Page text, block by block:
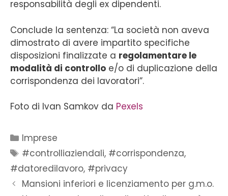
responsabilità degli ex dipendenti.
Conclude la sentenza: “La società non aveva
dimostrato di avere impartito specifiche
disposizioni finalizzate a regolamentare le
modalità di controllo e/o di duplicazione della
corrispondenza dei lavoratori”.
Foto di Ivan Samkov da Pexels
Imprese
#controlliaziendali, #corrispondenza,
#datoredilavoro, #privacy
Mansioni inferiori e licenziamento per g.m.o.